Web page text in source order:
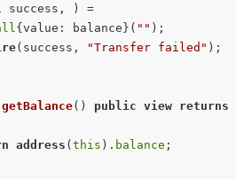
{value: balance}( "" );
(success, "Transfer failed" );
getBalance( ) public view returns
address ( this ). balance ;